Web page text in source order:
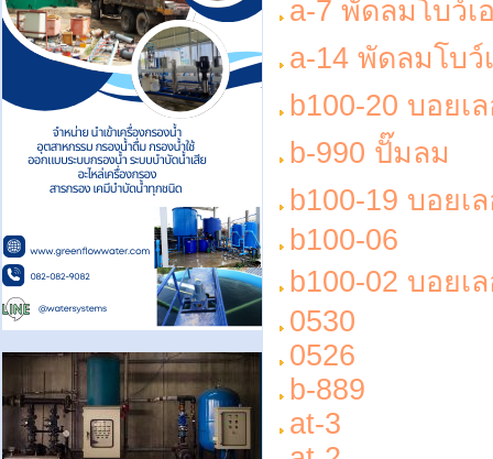
a-7 พัดลมโบว์เ
a-14 พัดลมโบว์
b100-20 บอยเ
b-990 ปั๊มลม
b100-19 บอยเ
b100-06
b100-02 บอยเ
0530
0526
b-889
at-3